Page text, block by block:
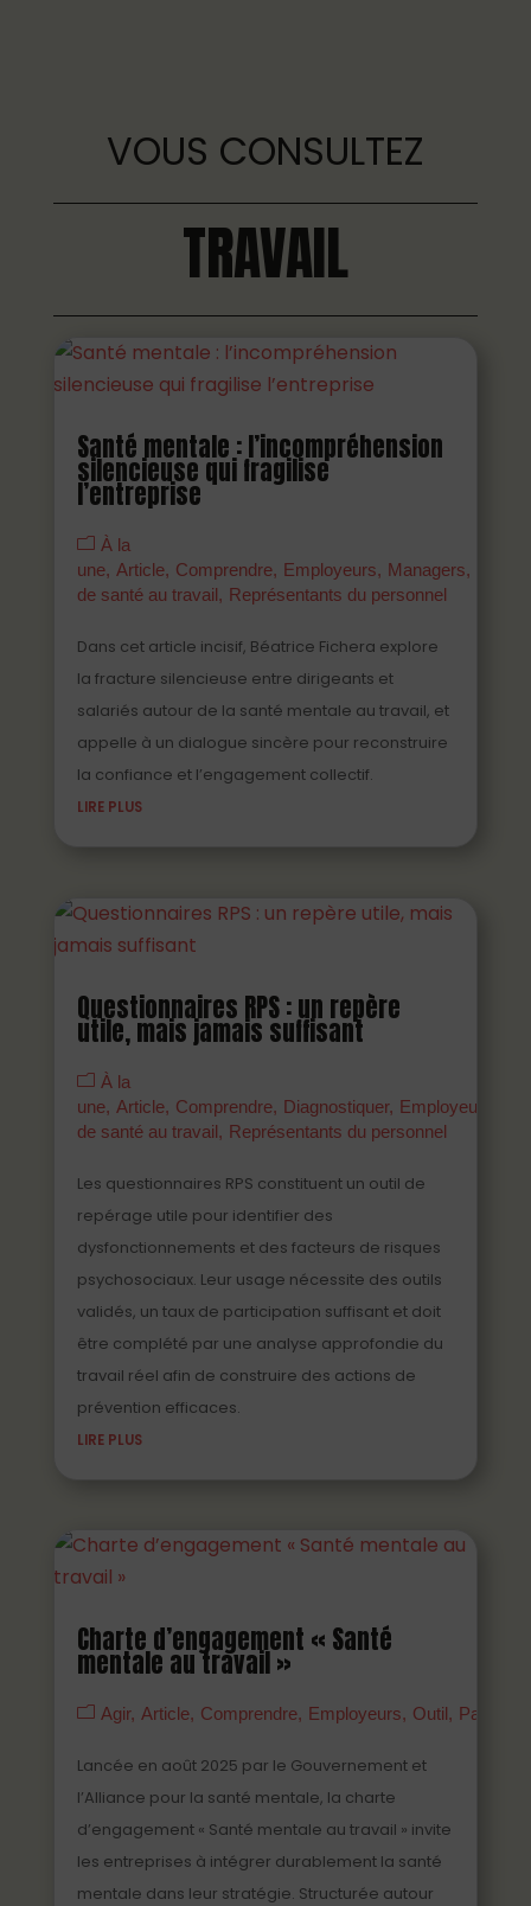
VOUS CONSULTEZ
TRAVAIL
Santé mentale : l’incompréhension
silencieuse qui fragilise
l’entreprise
À la
une Article Comprendre Employeurs Managers
de santé au travail
Représentants du personnel
Dans cet article incisif, Béatrice Fichera explore
la fracture silencieuse entre dirigeants et
salariés autour de la santé mentale au travail, et
appelle à un dialogue sincère pour reconstruire
la confiance et l’engagement collectif.
LIRE PLUS
Questionnaires RPS : un repère
utile, mais jamais suffisant
À la
une
Article Comprendre Diagnostiquer Employeurs
de santé au travail
Représentants du personnel
Les questionnaires RPS constituent un outil de
repérage utile pour identifier des
dysfonctionnements et des facteurs de risques
psychosociaux. Leur usage nécessite des outils
validés, un taux de participation suffisant et doit
être complété par une analyse approfondie du
travail réel afin de construire des actions de
prévention efficaces.
LIRE PLUS
Charte d’engagement « Santé
mentale au travail »
Agir Article Comprendre Employeurs Outil
Lancée en août 2025 par le Gouvernement et
l’Alliance pour la santé mentale, la charte
d’engagement « Santé mentale au travail » invite
les entreprises à intégrer durablement la santé
mentale dans leur stratégie. Structurée autour